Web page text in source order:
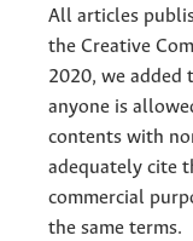
All articles
the Creative
2020, we added
anyone is
contents with
adequately cite
commercial
the same terms.